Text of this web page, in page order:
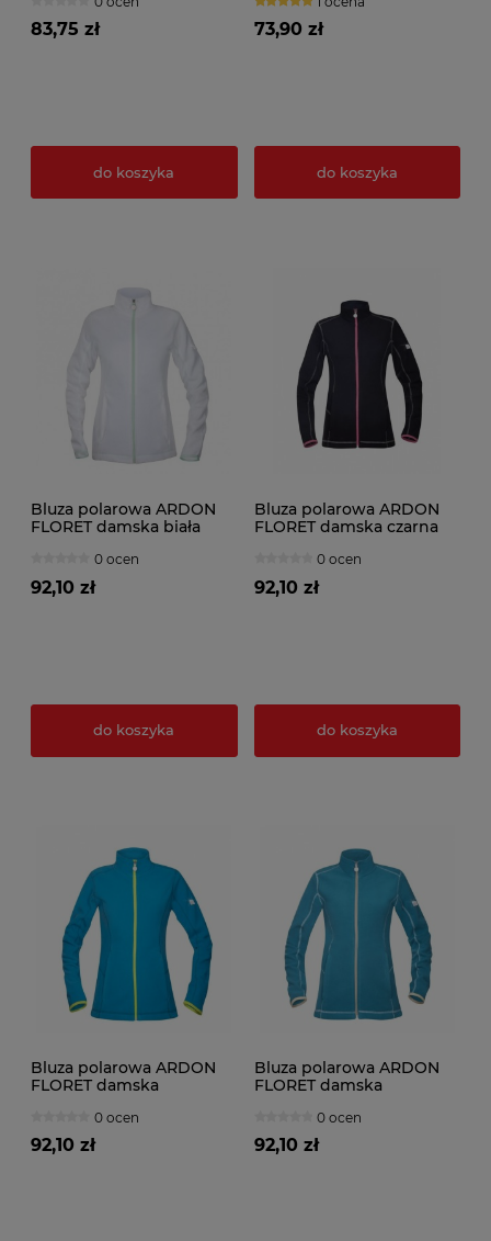
83,75 zł
do koszyka
73,90 zł
do koszyka
Bluza polarowa ARDON
FLORET damska biała
0 ocen
92,10 zł
do koszyka
Bluza polarowa ARDON
FLORET damska czarna
0 ocen
92,10 zł
do koszyka
Bluza polarowa ARDON
FLORET damska
0 ocen
92,10 zł
Bluza polarowa ARDON
FLORET damska
0 ocen
92,10 zł